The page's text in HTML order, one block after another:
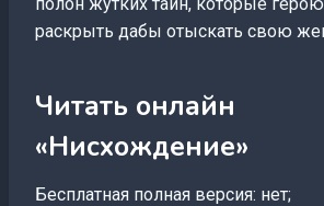
раскрыть дабы отыскать свою
Читать онлайн
«Нисхождение»
Бесплатная полная версия: нет;